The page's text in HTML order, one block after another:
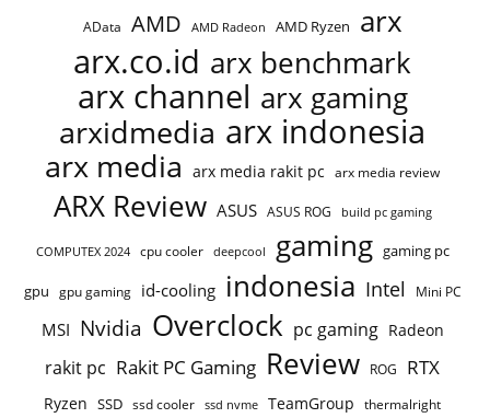
AData AMD AMD Radeon AMD Ryzen arx
arx.co.id arx benchmark
arx channel arx gaming
arxidmedia arx indonesia
arx media arx media rakit pc arx media review
ARX Review ASUS ASUS ROG build pc gaming
COMPUTEX 2024 cpu cooler deepcool gaming gaming pc
gpu gpu gaming id-cooling indonesia Intel Mini PC
MSI Nvidia Overclock pc gaming Radeon
rakit pc Rakit PC Gaming Review ROG RTX
Ryzen SSD ssd cooler ssd nvme TeamGroup thermalright